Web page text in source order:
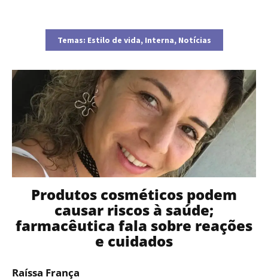
Temas: Estilo de vida, Interna, Notícias
Produtos cosméticos podem
causar riscos à saúde;
farmacêutica fala sobre reações
e cuidados
Raíssa França